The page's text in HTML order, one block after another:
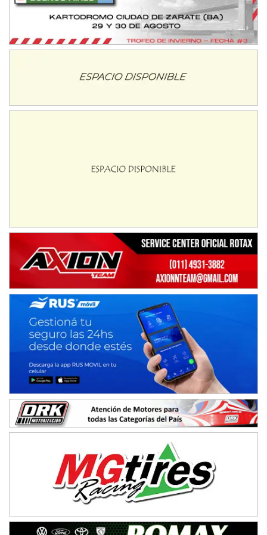
COBERTURA ESPECIAL DE E-KART.COM.AR
IAME SERIES ARGENTINA 6
Baradero (Buenos Aires)
PATAGONICO - F6
Gral. E. Godoy (Río Negro)
Juventud Unida (Tierra)
Humboldt (Santa Fe)
NORESTE SANTAFESINO - F6
Ciudad de Avellaneda (Asfalto)
Avellaneda (Santa Fe)
SUR SANTAFESINO - F4
José Samuel Sánchez (Tierra)
TUCUMANO - F5
Juan Navarro (Asfalto)